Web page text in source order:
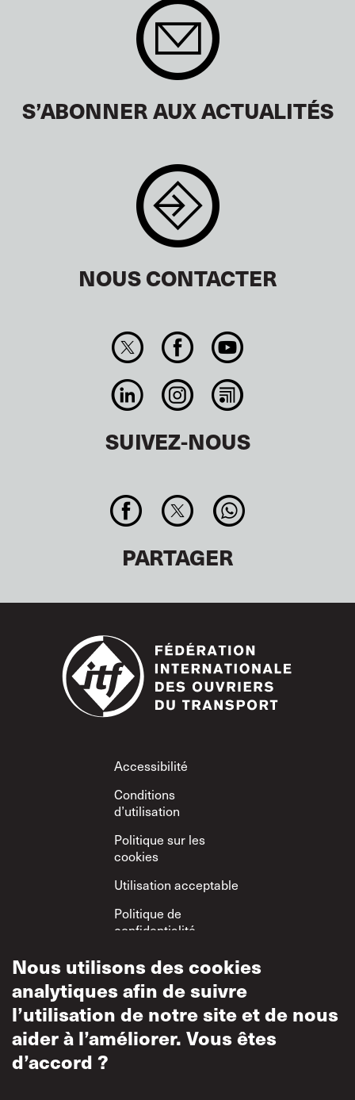
S’ABONNER AUX ACTUALITÉS
NOUS CONTACTER
SUIVEZ-NOUS
PARTAGER
Footer
Accessibilité
Conditions
d’utilisation
Politique sur les
cookies
Utilisation acceptable
Politique de
confidentialité
Politique sur le
respect mutuel
Nous utilisons des cookies
analytiques afin de suivre
l’utilisation de notre site et de nous
aider à l’améliorer. Vous êtes
d’accord ?